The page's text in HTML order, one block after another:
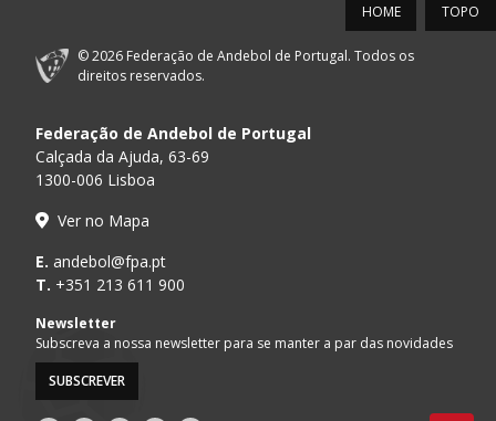
TOPO
HOME
© 2026 Federação de Andebol de Portugal. Todos os
direitos reservados.
Federação de Andebol de Portugal
Calçada da Ajuda, 63-69
1300-006 Lisboa
Ver no Mapa
E. andebol@fpa.pt
T. +351 213 611 900
Newsletter
Subscreva a nossa newsletter para se manter a par das novidades
SUBSCREVER